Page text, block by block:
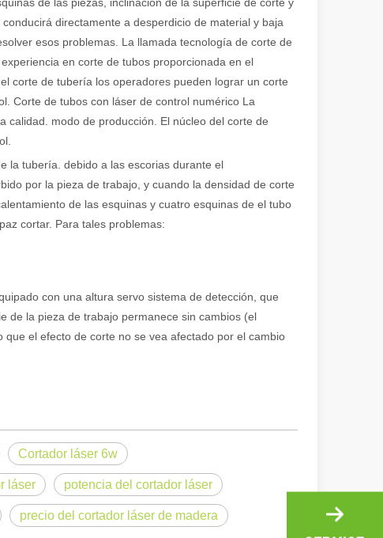
e inspirador del original. Shining Across the Pacific: How Our
directamente a desperdicio de material y baja
esos problemas. La llamada tecnología de corte de
en corte de tubos proporcionada en el
corte de tubería los operadores pueden lograr un corte
Corte de tubos con láser de control numérico La
calidad. modo de producción. El núcleo del corte de
la tubería. debido a las escorias durante el
por la pieza de trabajo, y cuando la densidad de corte
de las esquinas y cuatro esquinas de el tubo
cortar. Para tales problemas:
con una altura servo sistema de detección, que
de la pieza de trabajo permanece sin cambios (el
el efecto de corte no se vea afectado por el cambio
Cortador láser 6w
láser potencia del cortador láser
precio del cortador láser de madera